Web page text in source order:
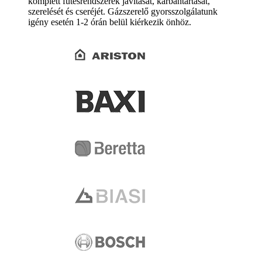
szerelését és cseréjét. Gázszerelő gyorsszolgálatunk
igény esetén 1-2 órán belül kiérkezik önhöz.